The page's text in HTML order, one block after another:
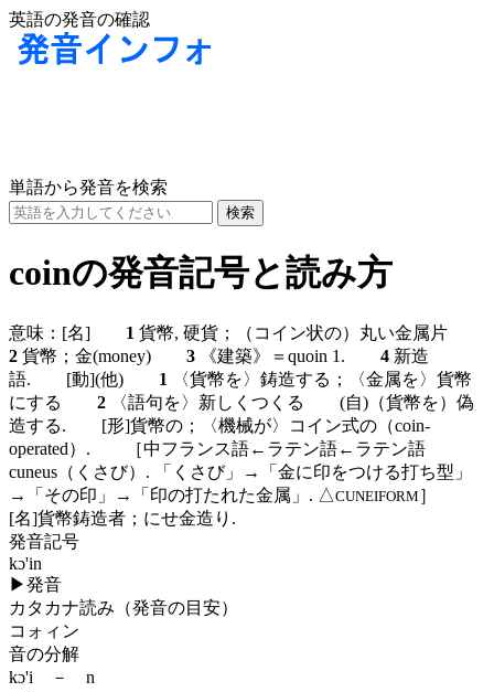
英語の発音の確認
単語から発音を検索
coinの発音記号と読み方
意味： [名] 1 貨幣, 硬貨；（コイン状の）丸い金属片
2 貨幣；金(money) 3 《建築》＝quoin 1. 4 新造
語. [動](他) 1
〈貨幣を〉鋳造する；〈金属を〉貨幣
にする 2 〈語句を〉新しくつくる (自) （貨幣を）偽
造する. [形]貨幣の；〈機械が〉コイン式の（coin-
operated）. ［中フランス語←ラテン語←ラテン語
cuneus（くさび）. 「くさび」→「金に印をつける打ち型」
→「その印」→「印の打たれた金属」. △CUNEIFORM ］
[名]貨幣鋳造者；にせ金造り.
発音記号
kɔ'in
▶発音
カタカナ読み（発音の目安）
コォィン
音の分解
kɔ'i － n